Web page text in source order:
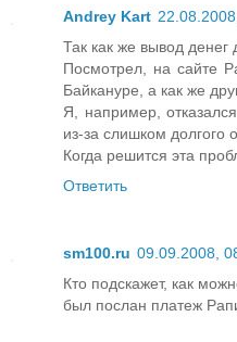
Andrey Kart
Так как же вывод денег
Посмотрел, на сайте
Байкануре, а как же
Я, например,
из-за слишком долгого
Когда решится эта
Ответить
sm100.ru 09.09.2008,
Кто подскажет, как
был послан платеж